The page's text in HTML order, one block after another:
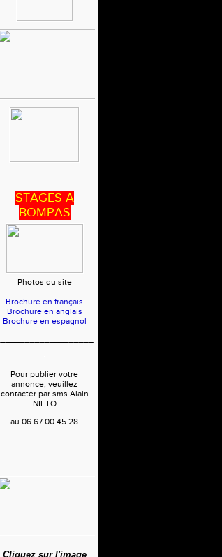
STAGES A
BOMPAS
Photos du site
Brochure en français
Brochure en anglais
Brochure en espagnol
Pour publier votre
annonce, veuillez
contacter par sms Alain
NIETO
au 06 67 00 45 28
Cliquez sur l'image